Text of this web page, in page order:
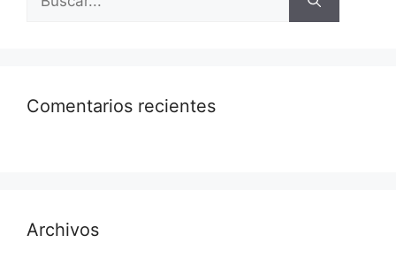
Comentarios recientes
Archivos